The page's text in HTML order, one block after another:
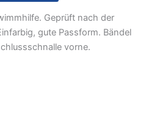
Geprüft nach der
gute Passform. Bändel
vorne.